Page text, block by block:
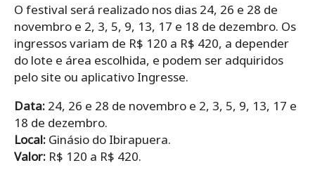
O festival será realizado nos dias 24, 26 e 28 de
novembro e 2, 3, 5, 9, 13, 17 e 18 de dezembro. Os
ingressos variam de R$ 120 a R$ 420, a depender
do lote e área escolhida, e podem ser adquiridos
pelo site ou aplicativo Ingresse.
Data: 24, 26 e 28 de novembro e 2, 3, 5, 9, 13, 17 e
18 de dezembro.
Local: Ginásio do Ibirapuera.
Valor: R$ 120 a R$ 420.